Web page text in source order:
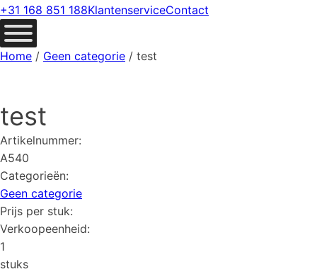
+31 168 851 188KlantenserviceContact
Home / Geen categorie / test
test
Artikelnummer:
A540
Categorieën:
Geen categorie
Prijs per stuk:
Verkoopeenheid:
1
stuks